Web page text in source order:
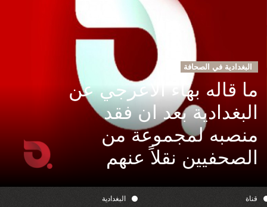
البغدادية في الصحافة
ما قاله بهاء الاعرجي عن
البغدادية بعد ان فقد
منصبه لمجموعة من
الصحفيين نقلاً عنهم
قناة البغدادية